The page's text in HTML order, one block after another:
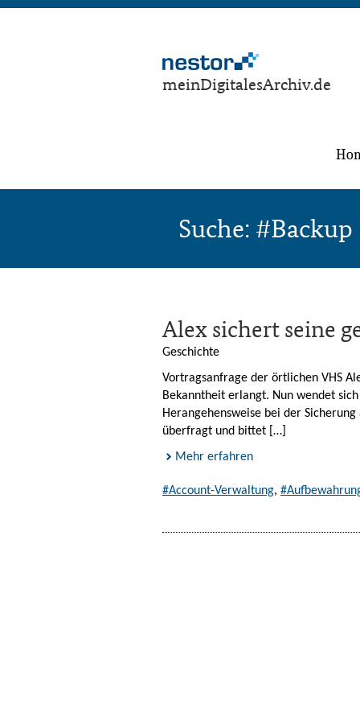
meinDigitalesArchiv.de
Suche: #Backup
Alex sichert seine
Geschichte
Vortragsanfrage der örtlichen VHS
Bekanntheit erlangt. Nun wendet
Herangehensweise bei der
überfragt und bittet […]
Mehr erfahren
#Account-Verwaltung,